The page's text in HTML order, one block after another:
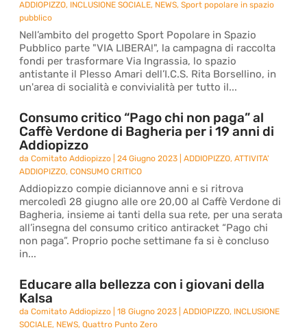
ADDIOPIZZO, INCLUSIONE SOCIALE, NEWS,Sport popolare in spazio
pubblico
Nell’ambito del progetto Sport Popolare in Spazio
Pubblico parte "VIA LIBERA!", la campagna di raccolta
fondi per trasformare Via Ingrassia, lo spazio
antistante il Plesso Amari dell’I.C.S. Rita Borsellino, in
un'area di socialità e convivialità per tutto il...
Consumo critico “Pago chi non paga” al
Caffè Verdone di Bagheria per i 19 anni di
Addiopizzo
daComitato Addiopizzo |24 Giugno 2023 |ADDIOPIZZO,ATTIVITA'
ADDIOPIZZO,CONSUMO CRITICO
Addiopizzo compie diciannove anni e si ritrova
mercoledì 28 giugno alle ore 20,00 al Caffè Verdone di
Bagheria, insieme ai tanti della sua rete, per una serata
all’insegna del consumo critico antiracket “Pago chi
non paga”. Proprio poche settimane fa si è concluso
in...
Educare alla bellezza con i giovani della
Kalsa
daComitato Addiopizzo |18 Giugno 2023 |ADDIOPIZZO, INCLUSIONE
SOCIALE, NEWS,Quattro Punto Zero